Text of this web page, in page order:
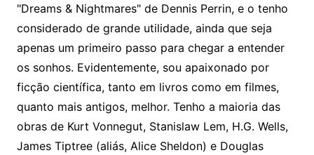
"Dreams & Nightmares" de Dennis Perrin, e o tenho
considerado de grande utilidade, ainda que seja
apenas um primeiro passo para chegar a entender
os sonhos. Evidentemente, sou apaixonado por
ficção científica, tanto em livros como em filmes,
quanto mais antigos, melhor. Tenho a maioria das
obras de Kurt Vonnegut, Stanislaw Lem, H.G. Wells,
James Tiptree (aliás, Alice Sheldon) e Douglas